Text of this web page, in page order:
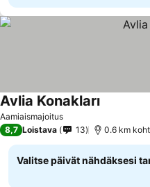
Aamiaismajoitus
Avlia Konakları
8,7 Loistava 13 0.6 km
Valitse päivät nähdäksesi